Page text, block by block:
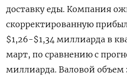
доставку еды. Компания
скорректированную
$1,26-$1,34 миллиарда в
март, по сравнению с
миллиарда. Валовой объем